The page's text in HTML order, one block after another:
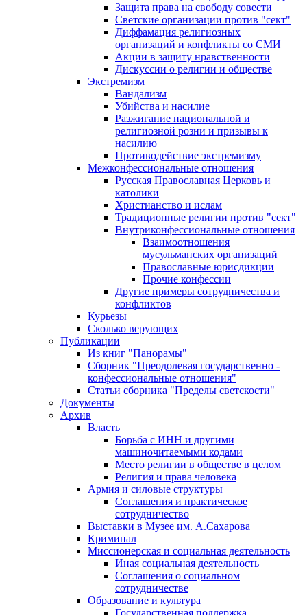
Защита права на свободу совести
Светские организации против "сект"
Диффамация религиозных
организаций и конфликты со СМИ
Акции в защиту нравственности
Дискуссии о религии и обществе
Экстремизм
Вандализм
Убийства и насилие
Разжигание национальной и
религиозной розни и призывы к
насилию
Противодействие экстремизму
Межконфессиональные отношения
Русская Православная Церковь и
католики
Христианство и ислам
Традиционные религии против "сект"
Внутриконфессиональные отношения
Взаимоотношения
мусульманских организаций
Православные юрисдикции
Прочие конфессии
Другие примеры сотрудничества и
конфликтов
Курьезы
Сколько верующих
Публикации
Из книг "Панорамы"
Сборник "Преодолевая государственно -
конфессиональные отношения"
Статьи сборника "Пределы светскости"
Документы
Архив
Власть
Борьба с ИНН и другими
машиночитаемыми кодами
Место религии в обществе в целом
Религия и права человека
Армия и силовые структуры
Соглашения и практическое
сотрудничество
Выставки в Музее им. А.Сахарова
Криминал
Миссионерская и социальная деятельность
Иная социальная деятельность
Соглашения о социальном
сотрудничестве
Образование и культура
Государственная поддержка